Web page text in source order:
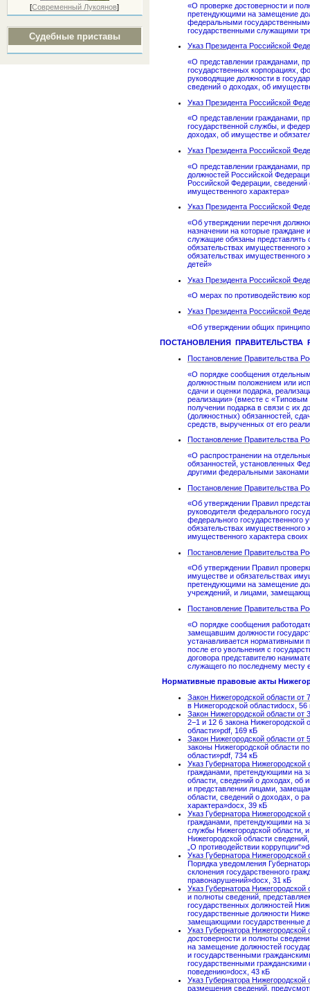
[Современный Лукоянов]
Судебные приставы
«О проверке достоверности и
претендующими на замещение
федеральными
государственными служащими
Указ Президента Российской
«О представлении гражданами,
государственных корпорациях,
руководящие должности в
сведений о доходах, об
Указ Президента Российской
«О представлении гражданами,
государственной службы, и
доходах, об имуществе и
Указ Президента Российской
«О представлении гражданами,
должностей Российской
Российской Федерации,
имущественного характера»
Указ Президента Российской
«Об утверждении перечня
назначении на которые
служащие обязаны представлять
обязательствах имущественного
обязательствах имущественного
детей»
Указ Президента Российской
«О мерах по противодействию
Указ Президента Российской
«Об утверждении общих
ПОСТАНОВЛЕНИЯ ПРАВИТЕЛЬСТВА
Постановление Правительства
«О порядке сообщения
должностным положением или
сдачи и оценки подарка,
реализации» (вместе с
получении подарка в связи с их
(должностных) обязанностей,
средств, вырученных от его
Постановление Правительства
«О распространении на
обязанностей, установленных
другими федеральными законами
Постановление Правительства
«Об утверждении Правил
руководителя федерального
федерального государственного
обязательствах имущественного
имущественного характера
Постановление Правительства
«Об утверждении Правил
имуществе и обязательствах
претендующими на замещение
учреждений, и лицами,
Постановление Правительства
«О порядке сообщения
замещавшим должности
устанавливается нормативными
после его увольнения с
договора представителю
служащего по последнему месту
Нормативные правовые акты
Закон Нижегородской области
в Нижегородской областиdocx, 56
Закон Нижегородской области от
2−1 и 12 6 закона Нижегородской
области»pdf, 169 кБ
Закон Нижегородской области
законы Нижегородской области
области»pdf, 734 кБ
Указ Губернатора
гражданами, претендующими на
области, сведений о доходах, об
и представлении лицами,
области, сведений о доходах, о
характера»docx, 39 кБ
Указ Губернатора
гражданами, претендующими на
службы Нижегородской области,
Нижегородской области
„О противодействии
Указ Губернатора
Порядка уведомления
склонения государственного
правонарушений»docx, 31 кБ
Указ Губернатора
и полноты сведений,
государственных должностей
государственные должности
замещающими государственные
Указ Губернатора
достоверности и полноты
на замещение должностей
и государственными
государственными
поведению»docx, 43 кБ
Указ Губернатора
размещения сведений,